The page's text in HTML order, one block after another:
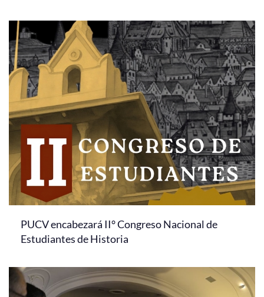
PUCV encabezará II° Congreso Nacional de
Estudiantes de Historia